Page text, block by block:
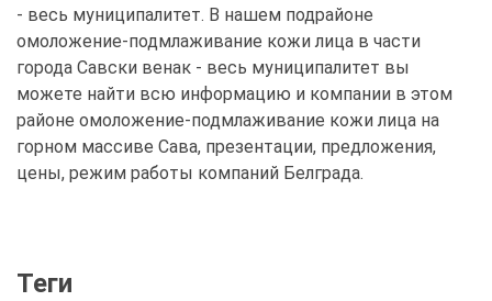
- весь муниципалитет. В нашем подрайоне
омоложение-подмлаживание кожи лица в части
города Савски венак - весь муниципалитет вы
можете найти всю информацию и компании в этом
районе омоложение-подмлаживание кожи лица на
горном массиве Сава, презентации, предложения,
цены, режим работы компаний Белграда.
Теги